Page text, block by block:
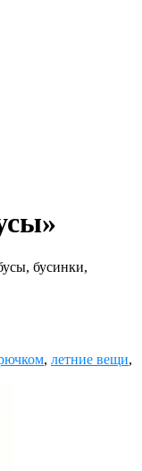
бусинки,
, летние вещи,